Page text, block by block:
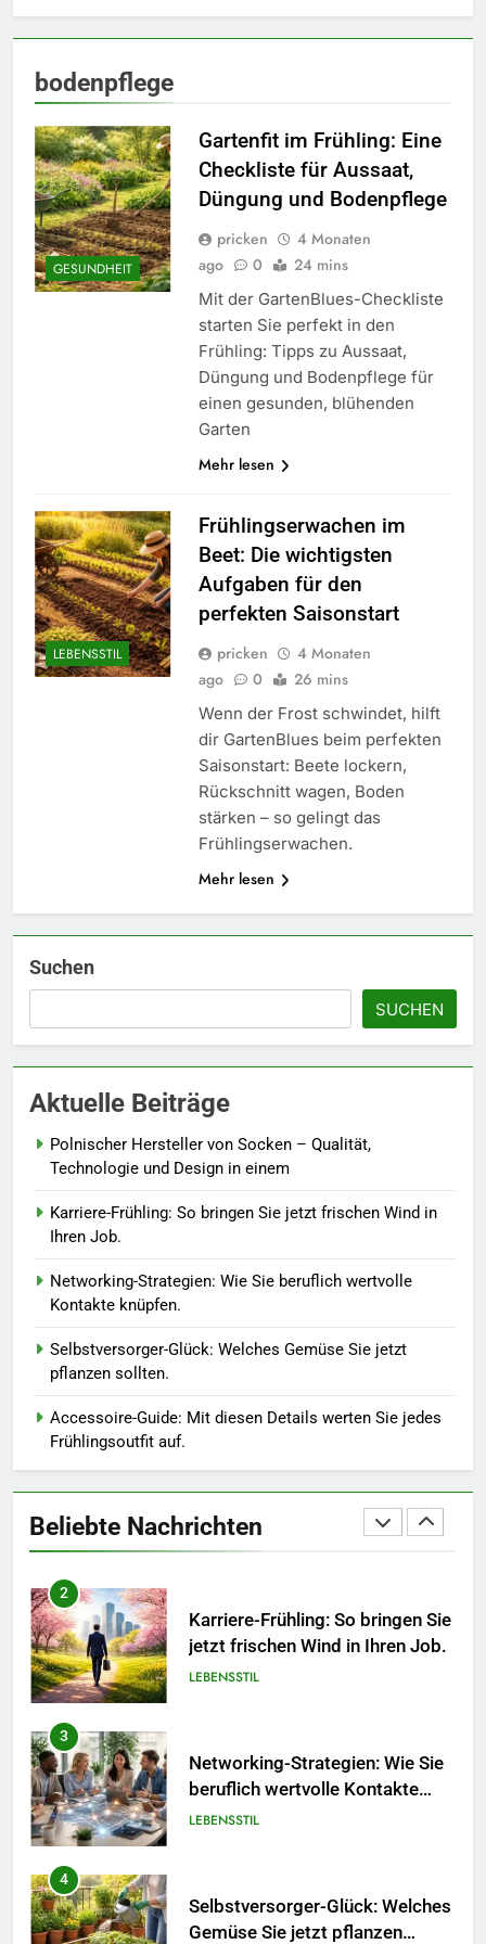
bodenpflege
GESUNDHEIT
Gartenfit im Frühling: Eine
Checkliste für Aussaat,
Düngung und Bodenpflege
pricken
4 Monaten
ago
0 24 mins
Mit der GartenBlues-Checkliste
starten Sie perfekt in den
Frühling: Tipps zu Aussaat,
Düngung und Bodenpflege für
einen gesunden, blühenden
Garten
Mehr lesen
LEBENSSTIL
Frühlingserwachen im
Beet: Die wichtigsten
Aufgaben für den
perfekten Saisonstart
pricken
4 Monaten
ago
0 26 mins
Wenn der Frost schwindet, hilft
dir GartenBlues beim perfekten
Saisonstart: Beete lockern,
Rückschnitt wagen, Boden
stärken – so gelingt das
Frühlingserwachen.
Mehr lesen
Suchen
SUCHEN
Aktuelle Beiträge
Polnischer Hersteller von Socken – Qualität,
Technologie und Design in einem
Karriere-Frühling: So bringen Sie jetzt frischen Wind in
Ihren Job.
Networking-Strategien: Wie Sie beruflich wertvolle
Kontakte knüpfen.
Selbstversorger-Glück: Welches Gemüse Sie jetzt
pflanzen sollten.
Accessoire-Guide: Mit diesen Details werten Sie jedes
Frühlingsoutfit auf.
Beliebte Nachrichten
Details werten Sie jedes
Naturnah gärtnern: So locken
Sie Bienen und Schmetterlinge
in Ihren Garten.
LEBENSSTIL
7
zum Quereinstieg in der neuen
8
So kombinieren Sie Pastelltöne
1
Socken – Qualität, Technologie
und Design in einem
MODE
2
Karriere-Frühling: So bringen Sie
jetzt frischen Wind in Ihren Job.
LEBENSSTIL
3
Networking-Strategien: Wie Sie
beruflich wertvolle Kontakte
knüpfen.
LEBENSSTIL
4
Selbstversorger-Glück: Welches
Gemüse Sie jetzt pflanzen